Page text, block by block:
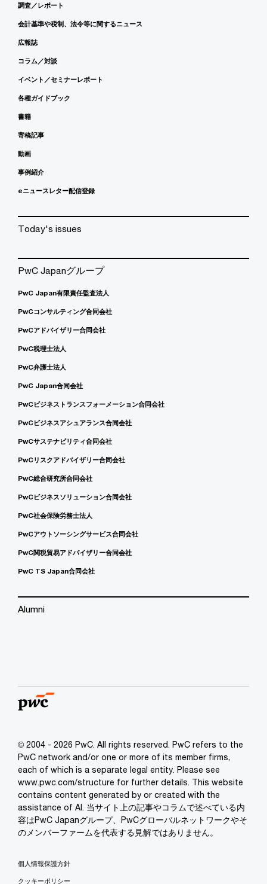
調査／レポート
会計基準や税制、法令等に関するニュース
広報誌
コラム／対談
イベント／セミナーレポート
各種ガイドブック
書籍
寄稿記事
動画
事例紹介
eニュースレター配信登録
Today's issues
PwC Japanグループ
PwC Japan有限責任監査法人
PwCコンサルティング合同会社
PwCアドバイザリー合同会社
PwC税理士法人
PwC弁護士法人
PwC Japan合同会社
PwCビジネストランスフォーメーション合同会社
PwCビジネスアシュアランス合同会社
PwCサステナビリティ合同会社
PwCリスクアドバイザリー合同会社
PwC総合研究所合同会社
PwCビジネスソリューション合同会社
PwC社会保険労務士法人
PwCアウトソーシングサービス合同会社
PwC関税貿易アドバイザリー合同会社
PwC TS Japan合同会社
Alumni
© 2004 - 2026 PwC. All rights reserved. PwC refers to the
PwC network and/or one or more of its member firms,
each of which is a separate legal entity. Please see
www.pwc.com/structure for further details. This website
contains content generated by or created with the
assistance of AI. 当サイト上の記事やコラムで述べている内
容はPwC Japanグループ、PwCグローバルネットワークやそ
のメンバーファームを代表する見解ではありません。
個人情報保護方針
クッキーポリシー